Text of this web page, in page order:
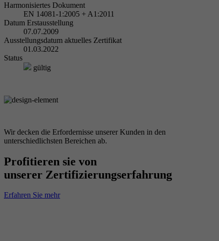
Harmonisiertes Dokument
EN 14081-1:2005 + A1:2011
Datum Erstausstellung
07.07.2009
Ausstellungsdatum aktuelles Zertifikat
01.03.2022
Status
gültig
Wir decken die Erfordernisse unserer Kunden in den
unterschiedlichsten Bereichen ab.
Profitieren sie von
unserer Zertifizierungserfahrung
Erfahren Sie mehr